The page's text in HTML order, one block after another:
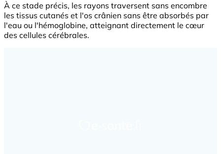
À ce stade précis, les rayons traversent sans encombre
les tissus cutanés et l'os crânien sans être absorbés par
l'eau ou l'hémoglobine, atteignant directement le cœur
des cellules cérébrales.